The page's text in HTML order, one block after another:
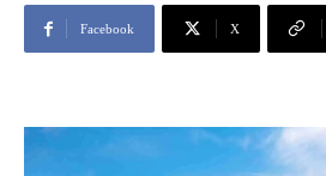
Facebook X